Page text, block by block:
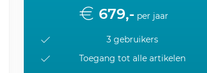
679,- per jaar
3 gebruikers
Toegang tot alle artikelen